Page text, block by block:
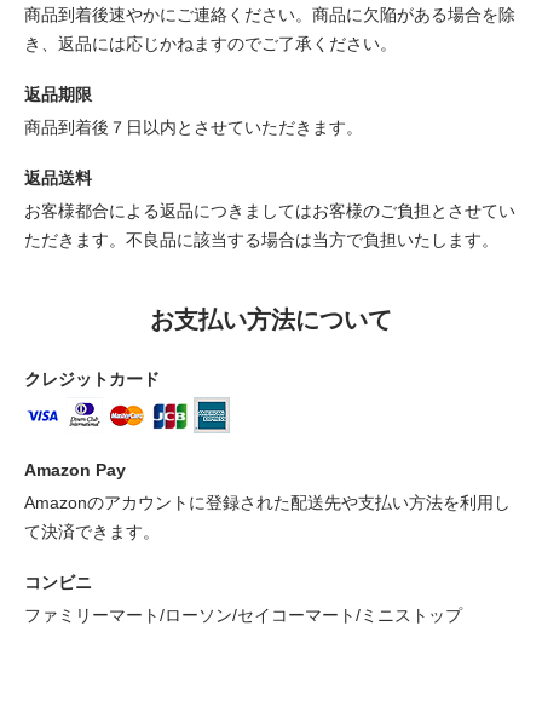
商品到着後速やかにご連絡ください。商品に欠陥がある場合を除
き、返品には応じかねますのでご了承ください。
返品期限
商品到着後７日以内とさせていただきます。
返品送料
お客様都合による返品につきましてはお客様のご負担とさせてい
ただきます。不良品に該当する場合は当方で負担いたします。
お支払い方法について
クレジットカード
Amazon Pay
Amazonのアカウントに登録された配送先や支払い方法を利用し
て決済できます。
コンビニ
ファミリーマート/ローソン/セイコーマート/ミニストップ